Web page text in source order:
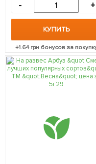
- +
КУПИТЬ
+1.64грн бонусов за